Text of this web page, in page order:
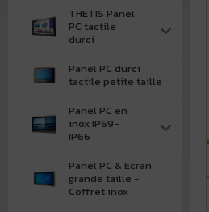
THETIS Panel
PC tactile
durci
Panel PC durci
tactile petite taille
Panel PC en
inox IP69-
IP66
Panel PC & Ecran
grande taille -
Coffret inox